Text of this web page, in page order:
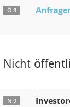
Ö 8
Nicht
N 9